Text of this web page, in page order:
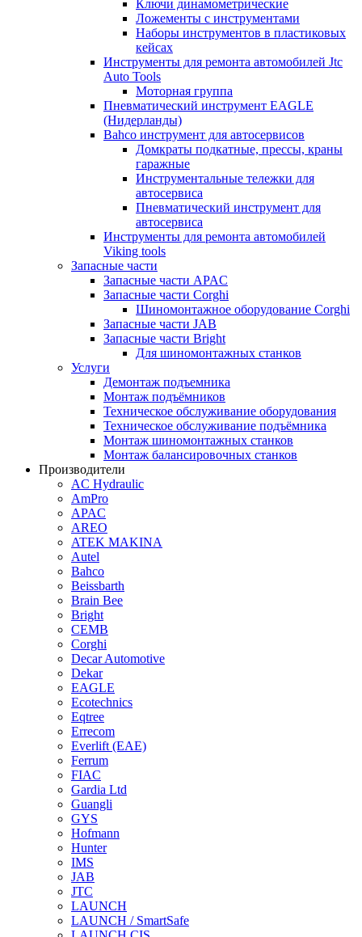
Ключи динамометрические
Ложементы с инструментами
Наборы инструментов в пластиковых
кейсах
Инструменты для ремонта автомобилей Jtc
Auto Tools
Моторная группа
Пневматический инструмент EAGLE
(Нидерланды)
Bahco инструмент для автосервисов
Домкраты подкатные, прессы, краны
гаражные
Инструментальные тележки для
автосервиса
Пневматический инструмент для
автосервиса
Инструменты для ремонта автомобилей
Viking tools
Запасные части
Запасные части APAC
Запасные части Corghi
Шиномонтажное оборудование Corghi
Запасные части JAB
Запасные части Bright
Для шиномонтажных станков
Услуги
Демонтаж подъемника
Монтаж подъёмников
Техническое обслуживание оборудования
Техническое обслуживание подъёмника
Монтаж шиномонтажных станков
Монтаж балансировочных станков
Производители
AC Hydraulic
AmPro
APAC
AREO
ATEK MAKINA
Autel
Bahco
Beissbarth
Brain Bee
Bright
CEMB
Corghi
Decar Automotive
Dekar
EAGLE
Ecotechnics
Eqtree
Errecom
Everlift (EAE)
Ferrum
FIAC
Gardia Ltd
Guangli
GYS
Hofmann
Hunter
IMS
JAB
JTC
LAUNCH
LAUNCH / SmartSafe